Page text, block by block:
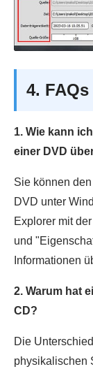
4. FAQs
1. Wie kann
einer DVD
Sie können
DVD unter
Explorer mit
und
Informationen
2. Warum hat
CD?
Die
physikalischen